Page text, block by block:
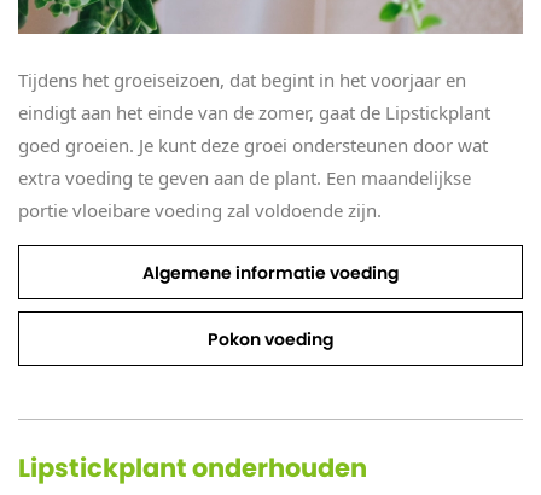
Tijdens het groeiseizoen, dat begint in het voorjaar en
eindigt aan het einde van de zomer, gaat de Lipstickplant
goed groeien. Je kunt deze groei ondersteunen door wat
extra voeding te geven aan de plant. Een maandelijkse
portie vloeibare voeding zal voldoende zijn.
Algemene informatie voeding
Pokon voeding
Lipstickplant onderhouden